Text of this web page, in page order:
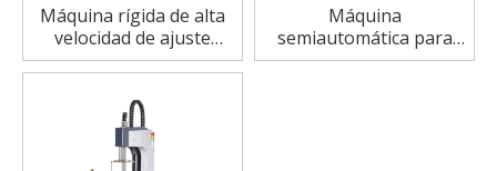
Máquina rígida de alta
velocidad de ajuste
inteligente de la
fabricación de cajas de
Quient
Máquina
semiautomática para
fabricar cajas de relojes